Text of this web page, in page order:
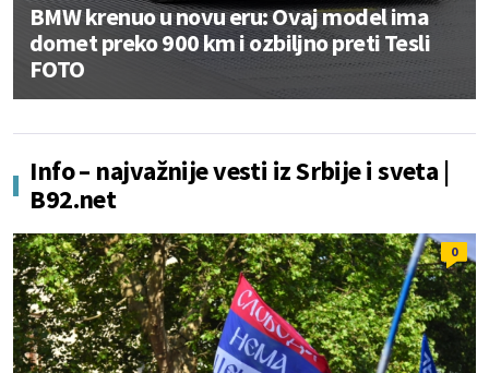
BMW krenuo u novu eru: Ovaj model ima
domet preko 900 km i ozbiljno preti Tesli
FOTO
Info – najvažnije vesti iz Srbije i sveta |
B92.net
0